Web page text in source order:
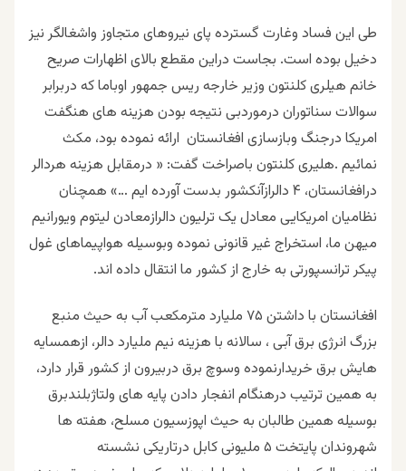
طی این فساد وغارت گسترده پای نیروهای متجاوز واشغالگر نیز
دخیل بوده است. بجاست دراین مقطع بالای اظهارات صریح
خانم هیلری کلنتون وزیر خارجه ریس جمهور اوباما که دربرابر
سوالات سناتوران درموردبی نتیجه بودن هزینه های هنگفت
امریکا درجنگ وبازسازی افغانستان ارائه نموده بود، مکث
نمائیم .هلیری کلنتون باصراخت گفت: « درمقابل هزینه هردالر
درافغانستان، ۴ دالرازآنکشور بدست آورده ایم …» همچنان
نظامیان امریکایی معادل یک ترلیون دالرازمعادن لیتوم ویورانیم
میهن ما، استخراج غیر قانونی نموده وبوسیله هواپیماهای غول
پیکر ترانسپورتی به خارج از کشور ما انتقال داده اند.
افغانستان با داشتن ۷۵ ملیارد مترمکعب آب به حیث منبع
بزرگ انرژی برق آبی ، سالانه با هزینه نیم ملیارد دالر، ازهمسایه
هایش برق خریدارنموده وسوچ برق دربیرون از کشور قرار دارد،
به همین ترتیب درهنگام انفجار دادن پایه های ولتاژبلندبرق
بوسیله همین طالبان به حیث اپوزسیون مسلح، هفته ها
شهروندان پایتخت ۵ ملیونی کابل درتاریکی نشسته